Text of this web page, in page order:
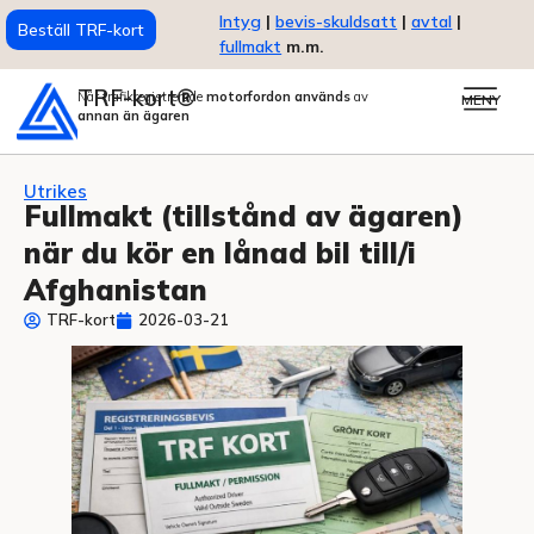
Beställ TRF-kort Intyg | bevis-skuldsatt | avtal |
fullmakt m.m.
TRF-kort®
När trafikregistrerade motorfordon används av
annan än ägaren
MENY
Utrikes
Fullmakt (tillstånd av ägaren)
när du kör en lånad bil till/i
Afghanistan
TRF-kort 2026-03-21